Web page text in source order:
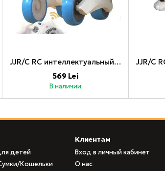
JJR/C RC интеллектуальный робот R28, бело-синий
569 Lei
В наличии
детей
Кошельки
Клиентам
Вход в личный кабинет
О нас